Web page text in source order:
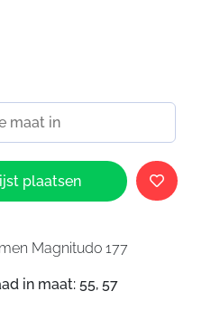
plaatsen
Magnitudo 177
in maat: 55, 57